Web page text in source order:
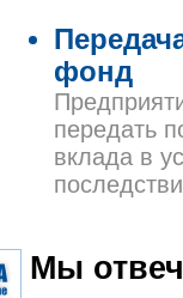
фонд
передать
вклада в
Мы